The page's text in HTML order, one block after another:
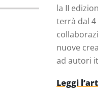
la II
terrà dal 4
nuove
ad autori
Leggi